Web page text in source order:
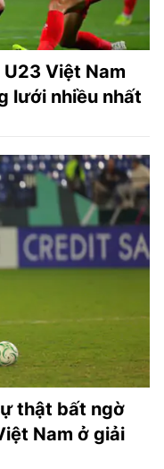
Việt Nam
lưới nhiều nhất
thật bất ngờ
Nam ở giải